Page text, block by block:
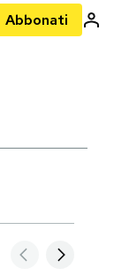
Abbonati